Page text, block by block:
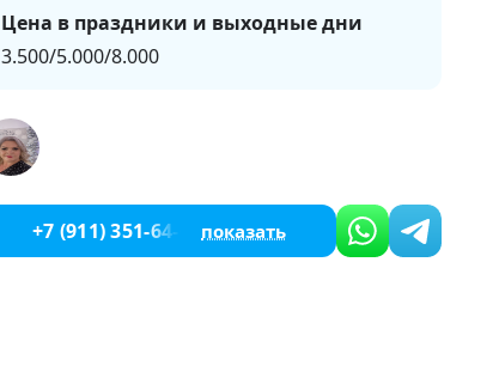
Цена в праздники и выходные дни
3.500/5.000/8.000
+7 (911) 351-64-60 показать